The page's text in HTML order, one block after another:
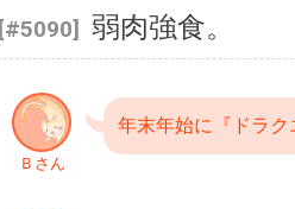
[#5090] 弱肉強食。
Ｂさん
年末年始に『ドラク